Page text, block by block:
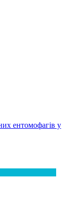
ентомофагів у